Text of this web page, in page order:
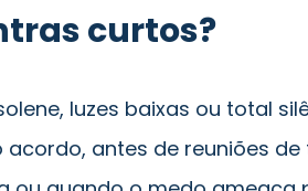
curtos?
luzes baixas ou total
antes de reuniões